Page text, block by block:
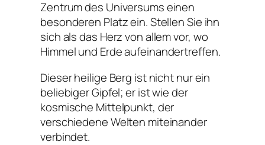
Zentrum des Universums einen
besonderen Platz ein. Stellen Sie ihn
sich als das Herz von allem vor, wo
Himmel und Erde aufeinandertreffen.
Dieser heilige Berg ist nicht nur ein
beliebiger Gipfel; er ist wie der
kosmische Mittelpunkt, der
verschiedene Welten miteinander
verbindet.